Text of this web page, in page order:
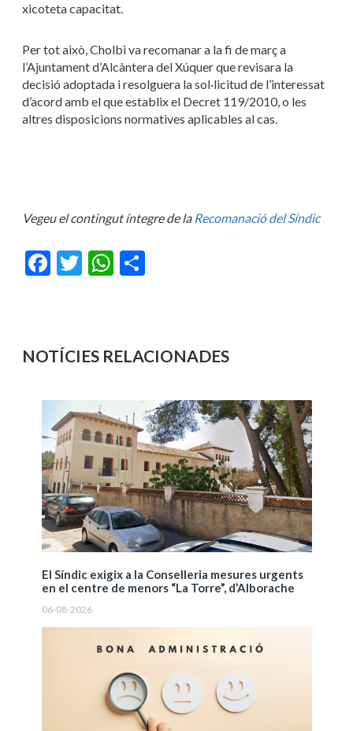
xicoteta capacitat.
Per tot això, Cholbi va recomanar a la fi de març a
l’Ajuntament d’Alcàntera del Xúquer que revisara la
decisió adoptada iresolguera la sol·licitud de l’interessat
d’acord amb el que establix el Decret 119/2010, o les
altres disposicions normatives aplicables al cas.
Vegeu el contingut íntegre de la Recomanació del Síndic
Facebook
Twitter WhatsApp
NOTÍCIES RELACIONADES
El Síndic exigix a la Conselleria mesures urgents
en el centre de menors “La Torre”, d’Alborache
06-08-2026